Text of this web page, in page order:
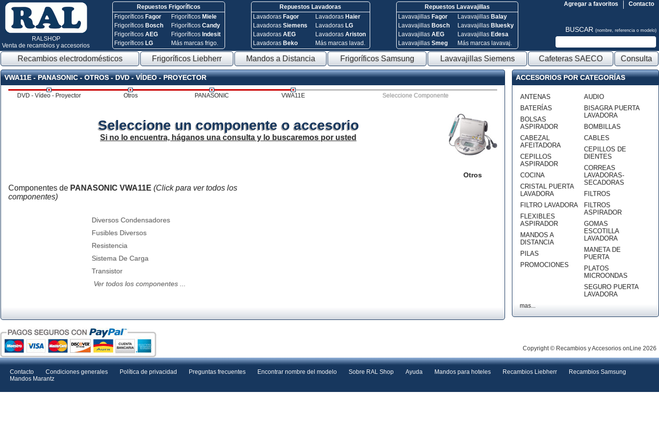
RALSHOP
Venta de recambios y accesorios
Repuestos Frigoríficos
Frigoríficos Fagor
Frigoríficos Bosch
FrigoríficosAEG
Frigoríficos LG
Frigoríficos Miele
FrigoríficosCandy
Frigoríficos Indesit
Más marcas frigo.
Repuestos Lavadoras
Lavadoras Fagor
Lavadoras Siemens
Lavadoras AEG
Lavadoras Beko
Lavadoras Haier
Lavadoras LG
Lavadoras Ariston
Más marcas lavad.
Repuestos Lavavajillas
Lavavajillas Fagor
Lavavajillas Bosch
Lavavajillas AEG
Lavavajillas Smeg
Lavavajillas Balay
Lavavajillas Bluesky
Lavavajillas Edesa
Más marcas lavavaj.
Contacto
Agregar a favoritos
BUSCAR (nombre, referencia o modelo)
Recambios electrodomésticos Frigoríficos Liebherr Mandos a Distancia Frigoríficos Samsung Lavavajillas Siemens Cafeteras SAECO Consulta
VWA11E - PANASONIC - OTROS - DVD - VÍDEO - PROYECTOR
DVD - Vídeo - Proyector Otros PANASONIC VWA11E Seleccione Componente
Otros
Seleccione un componente o accesorio
Si no lo encuentra, háganos una consulta y lo buscaremos por usted
Componentes de PANASONIC VWA11E (Click para ver todos los
componentes)
Diversos Condensadores
Fusibles Diversos
Resistencia
Sistema De Carga
Transistor
Ver todos los componentes ...
ACCESORIOS POR CATEGORÍAS
ANTENAS
BATERÍAS
BOLSAS
ASPIRADOR
CABEZAL
AFEITADORA
CEPILLOS
ASPIRADOR
COCINA
CRISTAL PUERTA
LAVADORA
FILTRO LAVADORA
FLEXIBLES
ASPIRADOR
MANDOS A
DISTANCIA
PILAS
PROMOCIONES
AUDIO
BISAGRA PUERTA
LAVADORA
BOMBILLAS
CABLES
CEPILLOS DE
DIENTES
CORREAS
LAVADORAS-
SECADORAS
FILTROS
FILTROS
ASPIRADOR
GOMAS
ESCOTILLA
LAVADORA
MANETA DE
PUERTA
PLATOS
MICROONDAS
SEGURO PUERTA
LAVADORA
mas...
Copyright © Recambios y Accesorios onLine 2026
Contacto Condiciones generales Política de privacidad Preguntas frecuentes Encontrar nombre del modelo Sobre RAL Shop Ayuda Mandos para hoteles Recambios Liebherr
Recambios Samsung
Mandos Marantz